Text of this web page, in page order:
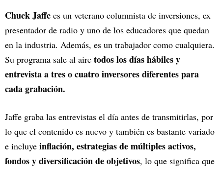
Chuck Jaffe es un veterano columnista de inversiones, ex
presentador de radio y uno de los educadores que quedan
en la industria. Además, es un trabajador como cualquiera.
Su programa sale al aire todos los días hábiles y
entrevista a tres o cuatro inversores diferentes para
cada grabación.
Jaffe graba las entrevistas el día antes de transmitirlas, por
lo que el contenido es nuevo y también es bastante variado
e incluye inflación, estrategias de múltiples activos,
fondos y diversificación de objetivos, lo que significa que